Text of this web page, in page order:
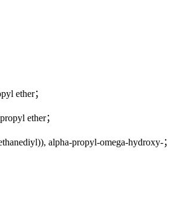
ether；
ether；
alpha-propyl-omega-hydroxy-；